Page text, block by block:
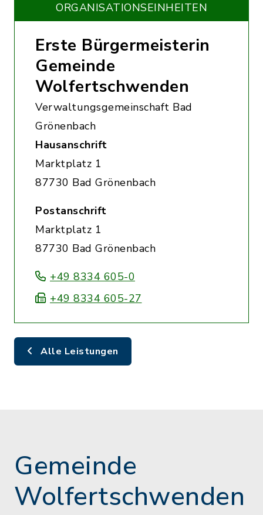
ORGANISATIONS­EINHEITEN
Erste Bürgermeisterin
Gemeinde
Wolfertschwenden
Verwaltungsgemeinschaft Bad
Grönenbach
Hausanschrift
Marktplatz 1
87730 Bad Grönenbach
Postanschrift
Marktplatz 1
87730 Bad Grönenbach
+49 8334 605-0
+49 8334 605-27
Alle Leistungen
Gemeinde
Wolfertschwenden